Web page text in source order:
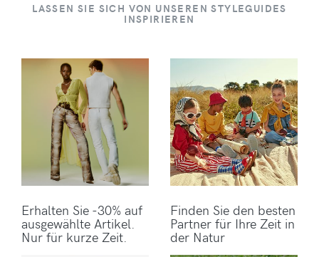
LASSEN SIE SICH VON UNSEREN STYLEGUIDES
INSPIRIEREN
Erhalten Sie -30% auf
ausgewählte Artikel.
Nur für kurze Zeit.
Finden Sie den besten
Partner für Ihre Zeit in
der Natur